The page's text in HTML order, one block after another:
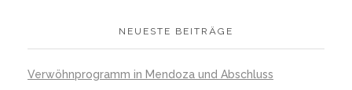
NEUESTE BEITRÄGE
Verwöhnprogramm in Mendoza und Abschluss